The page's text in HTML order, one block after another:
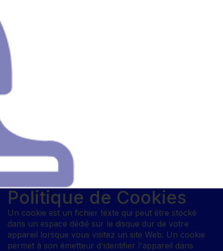
Politique de Cookies
Un cookie est un fichier texte qui peut être stocké
dans un espace dédié sur le disque dur de votre
appareil lorsque vous visitez un site Web. Un cookie
permet à son émetteur d'identifier l'appareil dans